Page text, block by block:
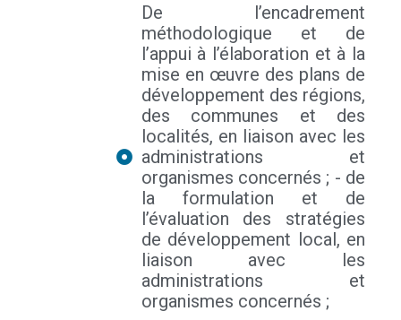
De l’encadrement
méthodologique et de
l’appui à l’élaboration et à la
mise en œuvre des plans de
développement des régions,
des communes et des
localités, en liaison avec les
administrations et
organismes concernés ; - de
la formulation et de
l’évaluation des stratégies
de développement local, en
liaison avec les
administrations et
organismes concernés ;